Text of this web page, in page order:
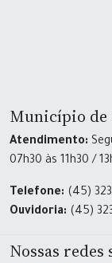
Município de
Atendimento:
07h30 às 11h30 /
Telefone: (45)
Ouvidoria: (45)
Nossas redes